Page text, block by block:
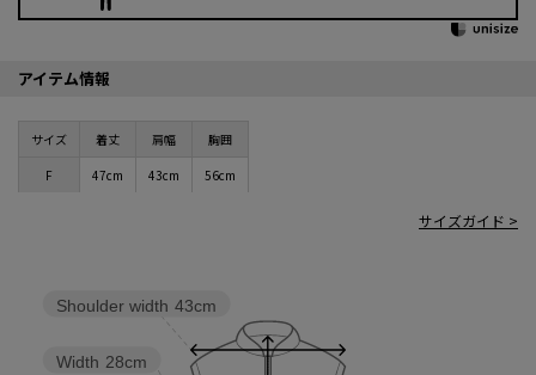
アイテム情報
サイズ 着丈 肩幅
胸囲
F
47cm 43cm 56cm
サイズガイド >
Width 28cm
Shoulder width 43cm